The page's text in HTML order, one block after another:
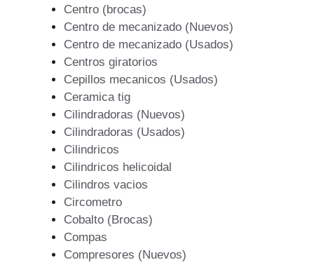
Centro (brocas)
Centro de mecanizado (Nuevos)
Centro de mecanizado (Usados)
Centros giratorios
Cepillos mecanicos (Usados)
Ceramica tig
Cilindradoras (Nuevos)
Cilindradoras (Usados)
Cilindricos
Cilindricos helicoidal
Cilindros vacios
Circometro
Cobalto (Brocas)
Compas
Compresores (Nuevos)